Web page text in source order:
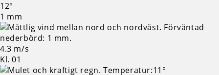
12°
1 mm
4.3 m/s
Kl. 01